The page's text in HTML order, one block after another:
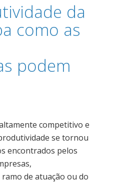
da
como as
podem
competitivo e
se tornou
encontrados pelos
de atuação ou do